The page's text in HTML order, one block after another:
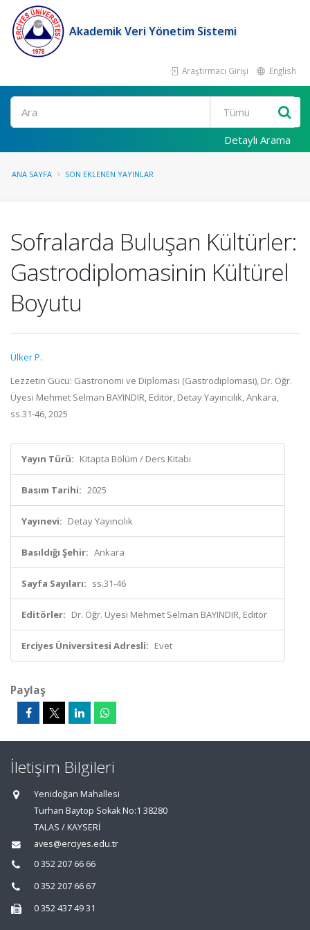
Akademik Veri Yönetim Sistemi
Araştırmacı Girişi English
Ara
Detaylı Arama
ANA SAYFA SON EKLENEN YAYINLAR
Sofralarda Buluşan Kültürler:
Gastrodiplomasinin Kültürel
Boyutu
Ülker P.
Lezzetin Gücü: Gastronomi ve Diplomasi (Gastrodiplomasi), Dr. Öğr.
Üyesi Mehmet Selman BAYINDIR, Editör, Detay Yayıncılık, Ankara,
ss.31-46, 2025
Yayın Türü: Kitapta Bölüm / Ders Kitabı
Basım Tarihi: 2025
Yayınevi: Detay Yayıncılık
Basıldığı Şehir: Ankara
Sayfa Sayıları: ss.31-46
Editörler: Dr. Öğr. Üyesi Mehmet Selman BAYINDIR, Editör
Erciyes Üniversitesi Adresli: Evet
Paylaş
İletişim Bilgileri
Yenidoğan Mahallesi
Turhan Baytop Sokak No:1 38280
TALAS / KAYSERİ
aves@erciyes.edu.tr
0 352 207 66 66
0 352 207 66 67
0 352 437 49 31